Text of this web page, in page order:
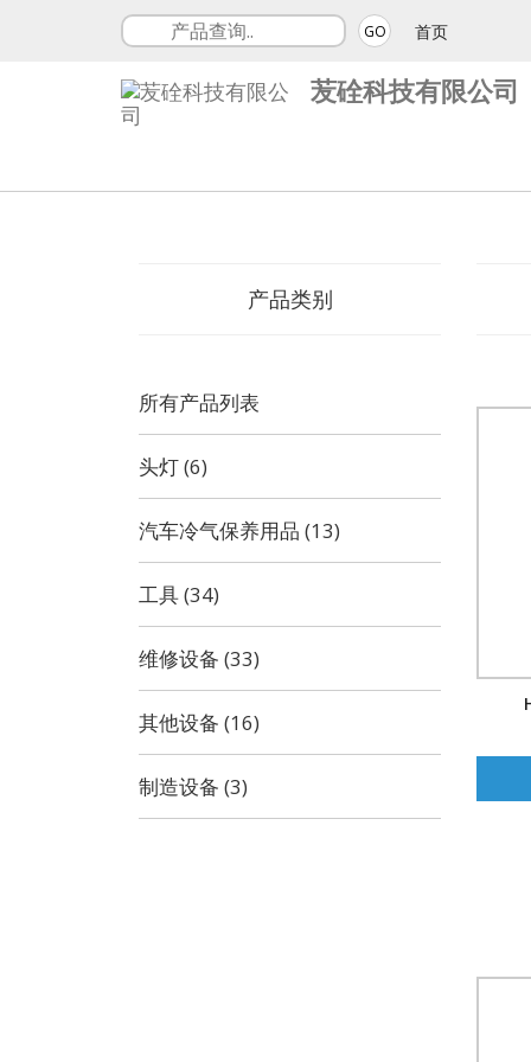
GO 首页
苃硂科技有限公司
产品类别
所有产品列表
头灯 (6)
汽车冷气保养用品 (13)
工具 (34)
维修设备 (33)
其他设备 (16)
制造设备 (3)